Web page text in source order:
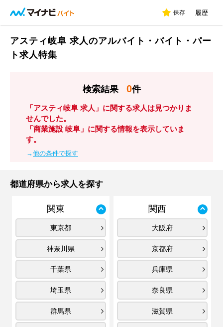
保存 履歴
アスティ岐阜 求人のアルバイト・バイト・パー
ト求人特集
検索結果 0件
「アスティ岐阜 求人」に関する求人は見つかりま
せんでした。
「商業施設 岐阜」に関する情報を表示していま
す。
→他の条件で探す
都道府県から求人を探す
関東
東京都
神奈川県
千葉県
埼玉県
群馬県
関西
大阪府
京都府
兵庫県
奈良県
滋賀県